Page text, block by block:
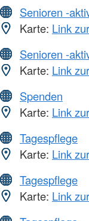
Senioren -
Karte: Link
Senioren -
Karte: Link
Spenden
Karte: Link
Tagespflege
Karte: Link
Tagespflege
Karte: Link